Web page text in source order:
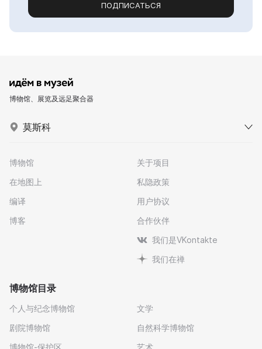
ПОДПИСАТЬСЯ
博物馆、展览及远足聚合器
莫斯科
博物馆
在地图上
编译
博客
关于项目
私隐政策
用户协议
合作伙伴
我们是VKontakte
我们在禅
博物馆目录
个人与纪念博物馆
剧院博物馆
博物馆-保护区
文学
自然科学博物馆
艺术